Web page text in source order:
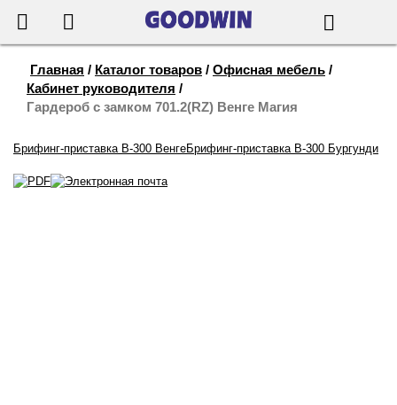
655-888Корзина Поиск
Главная / Каталог товаров / Офисная мебель /
Кабинет руководителя /
Гардероб с замком 701.2(RZ) Венге Магия
Брифинг-приставка B-300 ВенгеБрифинг-приставка B-300 Бургунди